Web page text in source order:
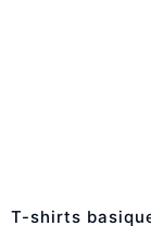
T-shirts